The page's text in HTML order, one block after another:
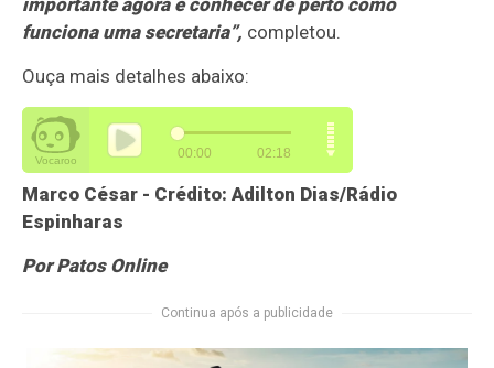
funciona uma secretaria”, completou.
Ouça mais detalhes abaixo:
Marco César - Crédito: Adilton Dias/Rádio
Espinharas
Por Patos Online
Continua após a publicidade